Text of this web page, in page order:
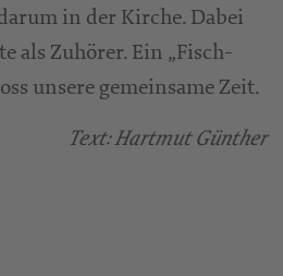
in der Kirche. Dabei
als Zuhörer. Ein „Fisch-
unsere gemeinsame Zeit.
Text: Hartmut Günther